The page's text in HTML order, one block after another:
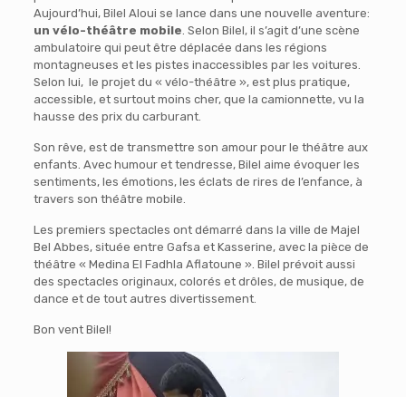
Aujourd’hui, Bilel Aloui se lance dans une nouvelle aventure:
un vélo-théâtre mobile. Selon Bilel, il s’agit d’une scène
ambulatoire qui peut être déplacée dans les régions
montagneuses et les pistes inaccessibles par les voitures.
Selon lui, le projet du « vélo-théâtre », est plus pratique,
accessible, et surtout moins cher, que la camionnette, vu la
hausse des prix du carburant.
Son rêve, est de transmettre son amour pour le théâtre aux
enfants. Avec humour et tendresse, Bilel aime évoquer les
sentiments, les émotions, les éclats de rires de l’enfance, à
travers son théâtre mobile.
Les premiers spectacles ont démarré dans la ville de Majel
Bel Abbes, située entre Gafsa et Kasserine, avec la pièce de
théâtre « Medina El Fadhla Aflatoune ». Bilel prévoit aussi
des spectacles originaux, colorés et drôles, de musique, de
dance et de tout autres divertissement.
Bon vent Bilel!